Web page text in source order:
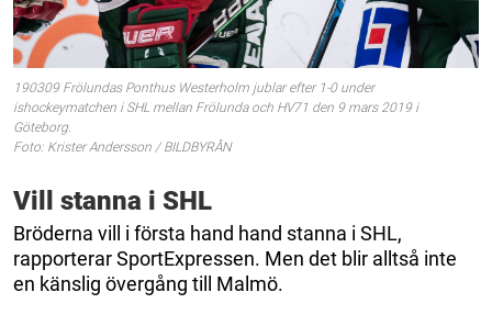
190309 Frölundas Ponthus Westerholm jublar efter 1-0 under
ishockeymatchen i SHL mellan Frölunda och HV71 den 9 mars 2019 i
Göteborg.
Foto: Krister Andersson / BILDBYRÅN
Vill stanna i SHL
Bröderna vill i första hand hand stanna i SHL,
rapporterar SportExpressen. Men det blir alltså inte
en känslig övergång till Malmö.